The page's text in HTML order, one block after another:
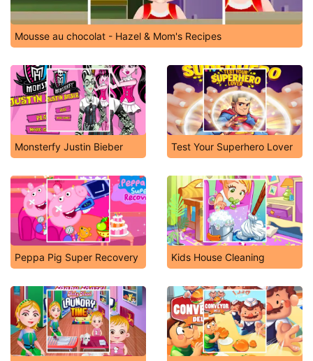
Mousse au chocolat - Hazel & Mom's Recipes
Monsterfy Justin Bieber Test Your Superhero Lover
Peppa Pig Super Recovery Kids House Cleaning